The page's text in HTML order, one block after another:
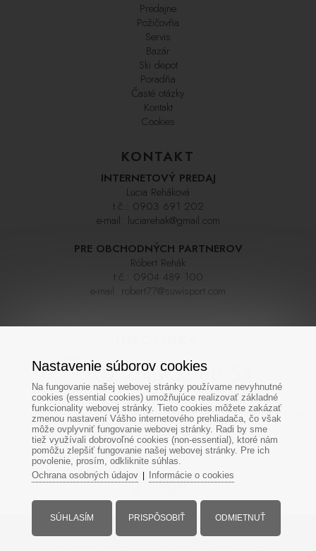
Predajne
Požičovňa
Servis
Bazár
Ski depot
Poradňa
Časté otázky
Kontakt
Cookies
KONTAKT
INTERNETOVÝ PREDAJ
Lucia Reháková
t.č.: 0903 691 202
e-mail: luciarehak@gmail.com
PRE OBCHODNÝCH PARTNEROV
Róbert Rehák
t.č.: 0904 489 100
e-mail: robert77@suwisport.com
02 / 43 33 00 54
Ak sa nedovoláte na prvýkrát skúste zavolať neskôr,linka býva počas sezóny často
veľmi vyťažená. Ďakujeme za pochopenie
SOCIÁLNE SIETE
Nastavenie súborov cookies
Na fungovanie našej webovej stránky používame nevyhnutné
cookies (essential cookies) umožňujúce realizovať základné
funkcionality webovej stránky. Tieto cookies môžete zakázať
zmenou nastavení Vášho internetového prehliadača, čo však
môže ovplyvniť fungovanie webovej stránky. Radi by sme
tiež využívali dobrovoľné cookies (non-essential), ktoré nám
pomôžu zlepšiť fungovanie našej webovej stránky. Pre ich
povolenie, prosím, odkliknite súhlas.
Ochrana osobných údajov| Informácie o cookies
SÚHLASÍM PRISPÔSOBIŤ ODMIETNUŤ